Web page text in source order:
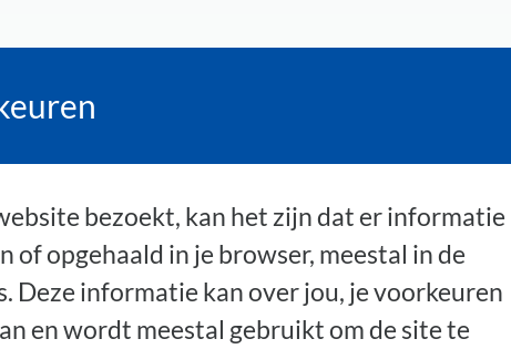
bezoekt, kan het zijn dat er informatie
of opgehaald in je browser, meestal in de
Deze informatie kan over jou, je voorkeuren
en wordt meestal gebruikt om de site te